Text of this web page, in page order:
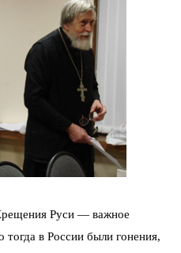
Руси — важное
в России были гонения,